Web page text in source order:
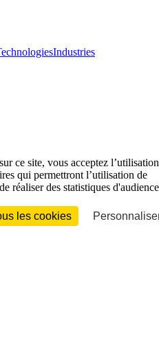
Industries
/
ce site, vous acceptez l’utilisation
qui permettront l’utilisation de
réaliser des statistiques d'audience
les cookies